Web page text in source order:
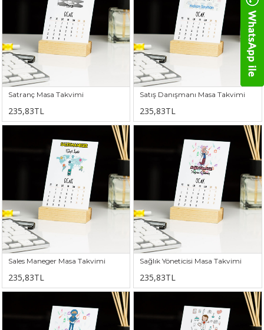
Satranç Masa Takvimi
235,83TL
Satış Danışmanı Masa Takvimi
235,83TL
Sales Maneger Masa Takvimi
235,83TL
Sağlık Yöneticisi Masa Takvimi
235,83TL